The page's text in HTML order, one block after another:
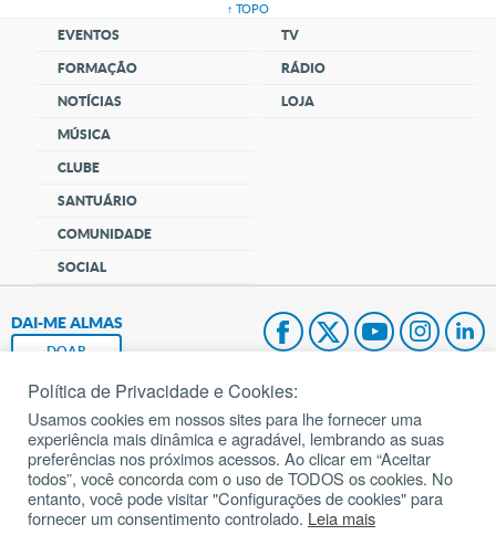
↑ TOPO
EVENTOS
FORMAÇÃO
NOTÍCIAS
MÚSICA
CLUBE
SANTUÁRIO
COMUNIDADE
SOCIAL
TV
RÁDIO
LOJA
DAI-ME ALMAS
DOAR
Fundação João Paulo II
Pedido de Oração
Mapa do site
Política de Privacidade e Cookies:
Usamos cookies em nossos sites para lhe fornecer uma
experiência mais dinâmica e agradável, lembrando as suas
preferências nos próximos acessos. Ao clicar em “Aceitar
todos”, você concorda com o uso de TODOS os cookies. No
entanto, você pode visitar "Configurações de cookies" para
fornecer um consentimento controlado. Leia mais